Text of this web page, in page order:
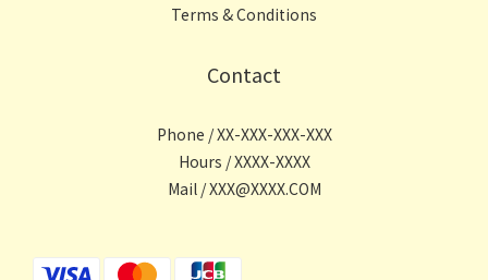
Terms & Conditions
Contact
Phone / XX-XXX-XXX-XXX
Hours / XXXX-XXXX
Mail / XXX@XXXX.COM